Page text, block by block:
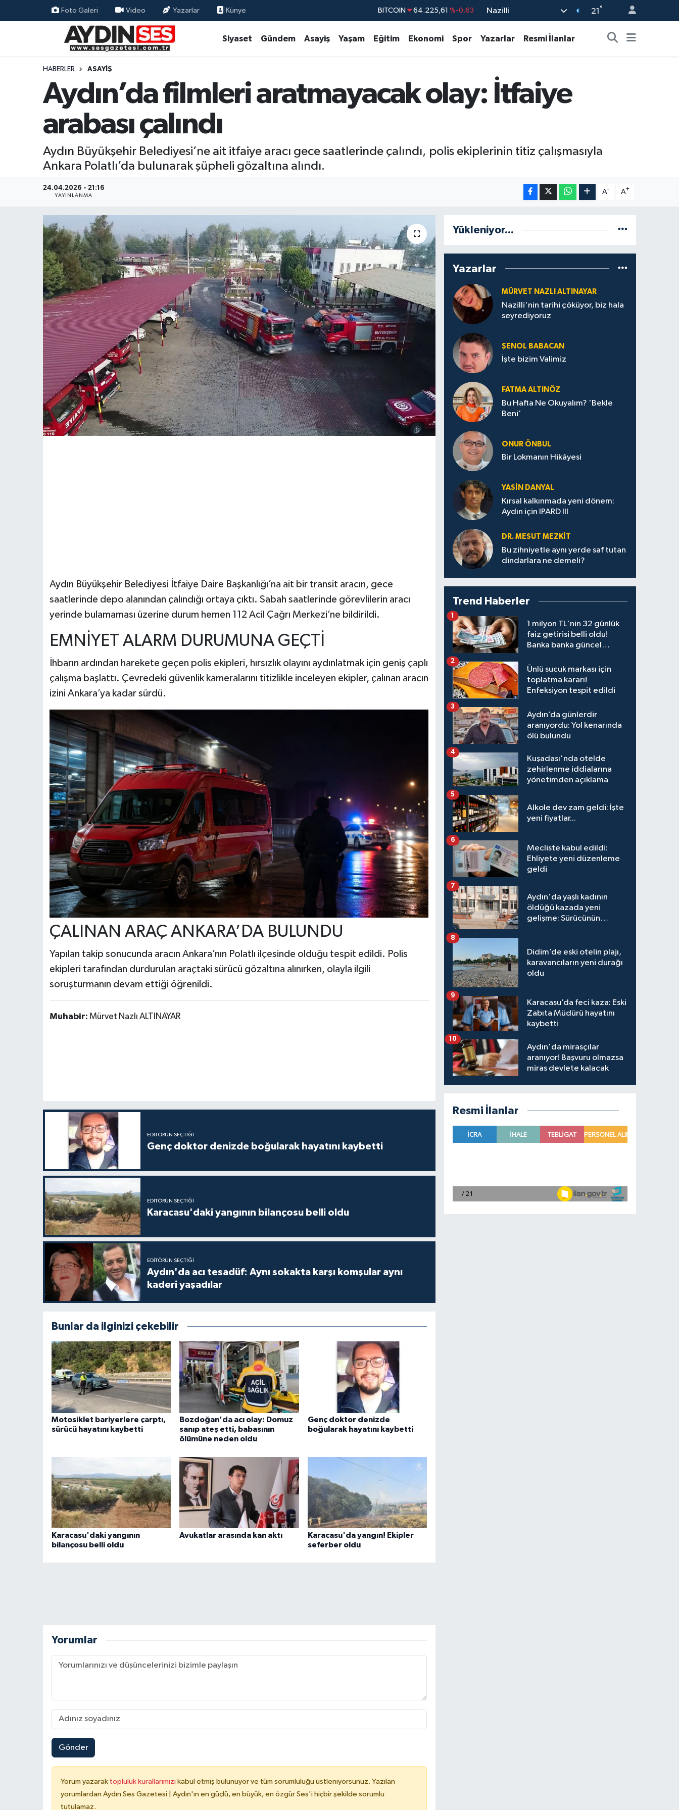
Foto Galeri Video Yazarlar Künye BITCOIN 64.225,61 %-0.63
GRAM ALTIN 6510.40
BİST100 13.799 %70
Nazilli 21 °
Siyaset Gündem Asayiş Yaşam Eğitim Ekonomi Spor Yazarlar Resmi İlanlar
HABERLER ASAYIŞ
Aydın’da filmleri aratmayacak olay: İtfaiye
arabası çalındı
Aydın Büyükşehir Belediyesi’ne ait itfaiye aracı gece saatlerinde çalındı, polis ekiplerinin titiz çalışmasıyla
Ankara Polatlı’da bulunarak şüpheli gözaltına alındı.
24.04.2026 - 21:16
YAYINLANMA
A- A+
Aydın Büyükşehir Belediyesi İtfaiye Daire Başkanlığı’na ait bir transit aracın, gece
saatlerinde depo alanından çalındığı ortaya çıktı. Sabah saatlerinde görevlilerin aracı
yerinde bulamaması üzerine durum hemen 112 Acil Çağrı Merkezi’ne bildirildi.
EMNİYET ALARM DURUMUNA GEÇTİ
İhbarın ardından harekete geçen polis ekipleri, hırsızlık olayını aydınlatmak için geniş çaplı
çalışma başlattı. Çevredeki güvenlik kameralarını titizlikle inceleyen ekipler, çalınan aracın
izini Ankara’ya kadar sürdü.
ÇALINAN ARAÇ ANKARA’DA BULUNDU
Yapılan takip sonucunda aracın Ankara’nın Polatlı ilçesinde olduğu tespit edildi. Polis
ekipleri tarafından durdurulan araçtaki sürücü gözaltına alınırken, olayla ilgili
soruşturmanın devam ettiği öğrenildi.
Muhabir: Mürvet Nazlı ALTINAYAR
EDITÖRÜN SEÇTIĞI
Genç doktor denizde boğularak hayatını kaybetti
EDITÖRÜN SEÇTIĞI
Karacasu'daki yangının bilançosu belli oldu
EDITÖRÜN SEÇTIĞI
Aydın'da acı tesadüf: Aynı sokakta karşı komşular aynı
kaderi yaşadılar
Bunlar da ilginizi çekebilir
Motosiklet bariyerlere çarptı,
sürücü hayatını kaybetti
Bozdoğan'da acı olay: Domuz
sanıp ateş etti, babasının
ölümüne neden oldu
Genç doktor denizde
boğularak hayatını kaybetti
Karacasu'daki yangının
bilançosu belli oldu
Avukatlar arasında kan aktı
Karacasu'da yangın! Ekipler
seferber oldu
Yorumlar
Gönder
Yorum yazarak topluluk kurallarımızı kabul etmiş bulunuyor ve tüm sorumluluğu üstleniyorsunuz. Yazılan
yorumlardan Aydın Ses Gazetesi | Aydın'ın en güçlü, en büyük, en özgür Ses'i hiçbir şekilde sorumlu
tutulamaz.
Yükleniyor...
Yazarlar
MÜRVET NAZLI ALTINAYAR
Nazilli'nin tarihi çöküyor, biz hala
seyrediyoruz
ŞENOL BABACAN
İşte bizim Valimiz
FATMA ALTINÖZ
Bu Hafta Ne Okuyalım? 'Bekle
Beni'
ONUR ÖNBUL
Bir Lokmanın Hikâyesi
YASIN DANYAL
Kırsal kalkınmada yeni dönem:
Aydın için IPARD III
DR. MESUT MEZKIT
Bu zihniyetle aynı yerde saf tutan
dindarlara ne demeli?
Trend Haberler
1 milyon TL'nin 32 günlük
faiz getirisi belli oldu!
Banka banka güncel
1
Ünlü sucuk markası için
toplatma kararı!
Enfeksiyon tespit edildi
2
Aydın’da günlerdir
aranıyordu: Yol kenarında
ölü bulundu
3
Kuşadası'nda otelde
zehirlenme iddialarına
yönetimden açıklama
4
Alkole dev zam geldi: İşte
yeni fiyatlar...
5
Mecliste kabul edildi:
Ehliyete yeni düzenleme
geldi
6
Aydın'da yaşlı kadının
öldüğü kazada yeni
gelişme: Sürücünün
7
Didim’de eski otelin plajı,
karavancıların yeni durağı
oldu
8
Karacasu’da feci kaza: Eski
Zabıta Müdürü hayatını
kaybetti
9
Aydın'da mirasçılar
aranıyor! Başvuru olmazsa
miras devlete kalacak
10
Resmi İlanlar
Siyaset
Eğitim
Kültür Sanat
Aydın Nöbetçi Eczaneler
Aydın Hava Durumu
Aydin Namaz Vakitleri
Aydın Trafik Yoğunluk Haritası
Tüm Manşetler
Son Dakika Haberleri